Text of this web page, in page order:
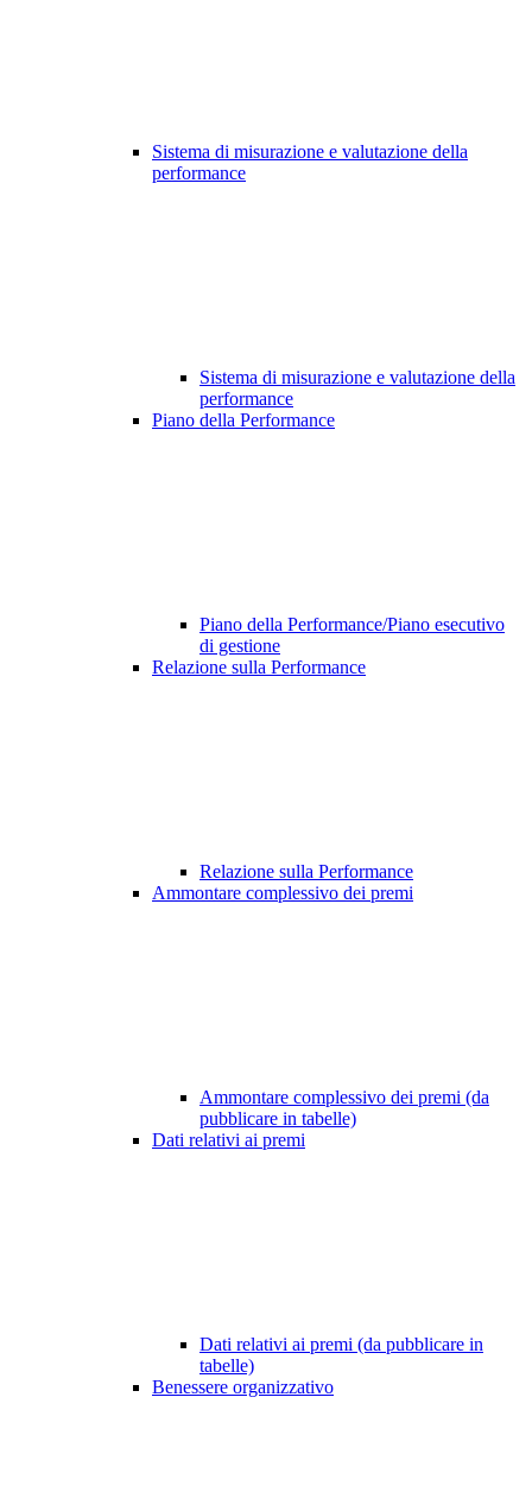
Sistema di misurazione e valutazione della
performance
Sistema di misurazione e valutazione della
performance
Piano della Performance
Piano della Performance/Piano esecutivo
di gestione
Relazione sulla Performance
Relazione sulla Performance
Ammontare complessivo dei premi
Ammontare complessivo dei premi (da
pubblicare in tabelle)
Dati relativi ai premi
Dati relativi ai premi (da pubblicare in
tabelle)
Benessere organizzativo